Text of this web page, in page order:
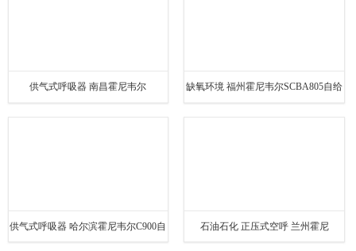
供气式呼吸器 南昌霍尼韦尔 缺氧环境 福州霍尼韦尔SCBA805自给
供气式呼吸器 哈尔滨霍尼韦尔C900自 石油石化 正压式空呼 兰州霍尼